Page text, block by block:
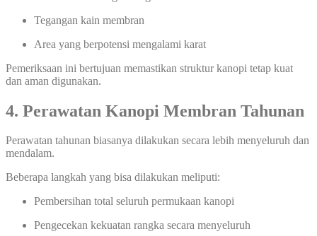
Tegangan kain membran
Area yang berpotensi mengalami karat
Pemeriksaan ini bertujuan memastikan struktur kanopi tetap kuat
dan aman digunakan.
4. Perawatan Kanopi Membran Tahunan
Perawatan tahunan biasanya dilakukan secara lebih menyeluruh dan
mendalam.
Beberapa langkah yang bisa dilakukan meliputi:
Pembersihan total seluruh permukaan kanopi
Pengecekan kekuatan rangka secara menyeluruh